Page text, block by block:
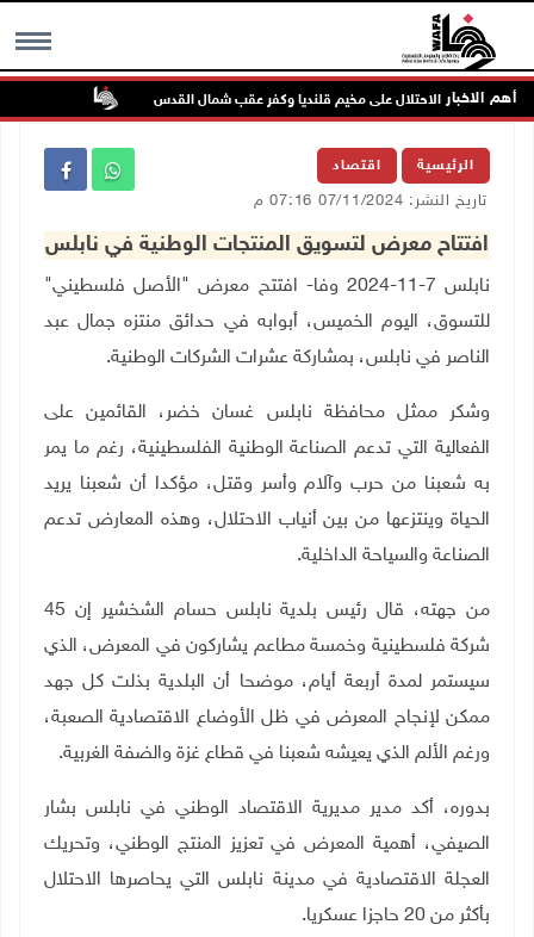
MENU أهم الاخبار
الرئيسية اقتصاد
تاريخ النشر: 07/11/2024 07:16 م
افتتاح معرض لتسويق المنتجات الوطنية في نابلس
نابلس 7-11-2024 وفا- افتتح معرض "الأصل فلسطيني"
للتسوق، اليوم الخميس، أبوابه في حدائق منتزه جمال عبد
الناصر في نابلس، بمشاركة عشرات الشركات الوطنية.
وشكر ممثل محافظة نابلس غسان خضر، القائمين على
الفعالية التي تدعم الصناعة الوطنية الفلسطينية، رغم ما يمر
به شعبنا من حرب وآلام وأسر وقتل، مؤكدا أن شعبنا يريد
الحياة وينتزعها من بين أنياب الاحتلال، وهذه المعارض تدعم
الصناعة والسياحة الداخلية.
من جهته، قال رئيس بلدية نابلس حسام الشخشير إن 45
شركة فلسطينية وخمسة مطاعم يشاركون في المعرض، الذي
سيستمر لمدة أربعة أيام، موضحا أن البلدية بذلت كل جهد
ممكن لإنجاح المعرض في ظل الأوضاع الاقتصادية الصعبة،
ورغم الألم الذي يعيشه شعبنا في قطاع غزة والضفة الغربية.
بدوره، أكد مدير مديرية الاقتصاد الوطني في نابلس بشار
الصيفي، أهمية المعرض في تعزيز المنتج الوطني، وتحريك
العجلة الاقتصادية في مدينة نابلس التي يحاصرها الاحتلال
بأكثر من 20 حاجزا عسكريا
.